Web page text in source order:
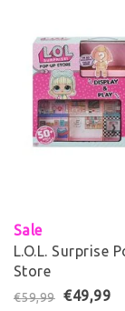
Sale
L.O.L. Surprise
Store
€59,99 €49,99